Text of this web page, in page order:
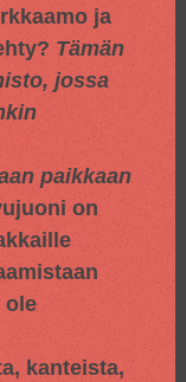
ja
Tämän
jossa
paikkaan
on
ole
kanteista,